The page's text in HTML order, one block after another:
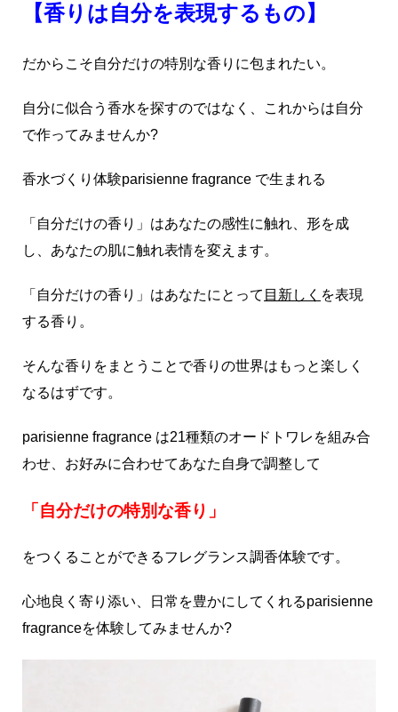
【香りは自分を表現するもの】
だからこそ自分だけの特別な香りに包まれたい。
自分に似合う香水を探すのではなく、これからは自分
で作ってみませんか?
香水づくり体験parisienne fragrance で生まれる
「自分だけの香り」はあなたの感性に触れ、形を成
し、あなたの肌に触れ表情を変えます。
「自分だけの香り」はあなたにとって 目新しく を表現
する香り。
そんな香りをまとうことで香りの世界はもっと楽しく
なるはずです。
parisienne fragrance は21種類のオードトワレを組み合
わせ、お好みに合わせてあなた自身で調整して
「自分だけの特別な香り」
をつくることができるフレグランス調香体験です。
心地良く寄り添い、日常を豊かにしてくれるparisienne
fragranceを体験してみませんか?